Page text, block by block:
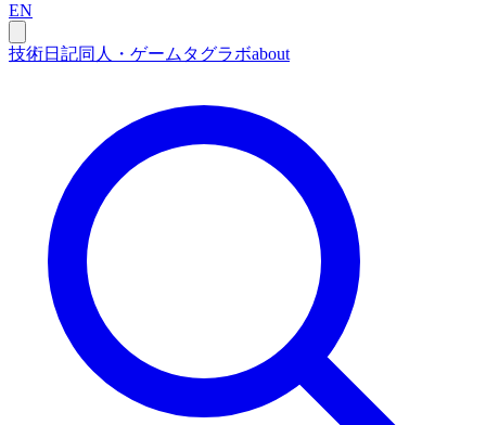
EN
技術日記同人・ゲーム タグラボabout